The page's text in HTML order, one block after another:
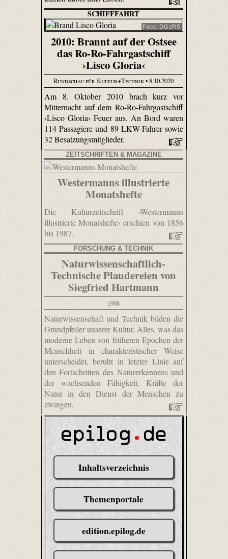
SCHIFFFAHRT
Foto: DGzRS
2010: Brannt auf der Ostsee
das Ro-Ro-Fahrgastschiff
›Lisco Gloria‹
Rundschau für Kultur+Technik• 8.10.2020
Am 8. Oktober 2010 brach kurz vor
Mitternacht auf dem Ro-Ro-Fahrgastschiff
›Lisco Gloria‹ Feuer aus. An Bord waren
114 Passagiere und 89 LKW-Fahrer sowie
32 Besatzungsmitglieder.
ZEITSCHRIFTEN & MAGAZINE
Westermanns illustrierte
Monatshefte
Die Kulturzeitschrift ›Westermanns
illustrierte Monatshefte‹ erschien von 1856
bis 1987.
FORSCHUNG & TECHNIK
Naturwissenschaftlich-
Technische Plaudereien von
Siegfried Hartmann
1908
Naturwissenschaft und Technik bilden die
Grundpfeiler unserer Kultur. Alles, was das
moderne Leben von früheren Epochen der
Menschheit in charakteristischer Weise
unterscheidet, beruht in letzter Linie auf
den Fortschritten des Naturerkennens und
der wachsenden Fähigkeit, Kräfte der
Natur in den Dienst der Menschen zu
zwingen.
Inhaltsverzeichnis
Themenportale
edition.epilog.de